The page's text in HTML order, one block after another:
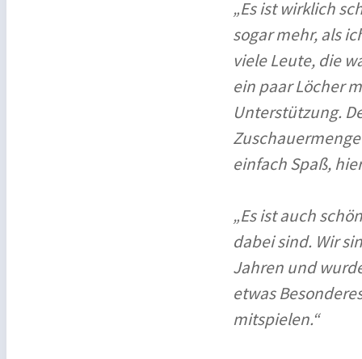
„Es ist wirklich
sogar mehr, als
viele Leute, die
ein paar Löcher
Unterstützung.
einfach Spaß,
„Es ist auch
dabei sind. Wir
Jahren und
etwas
mitspielen.“